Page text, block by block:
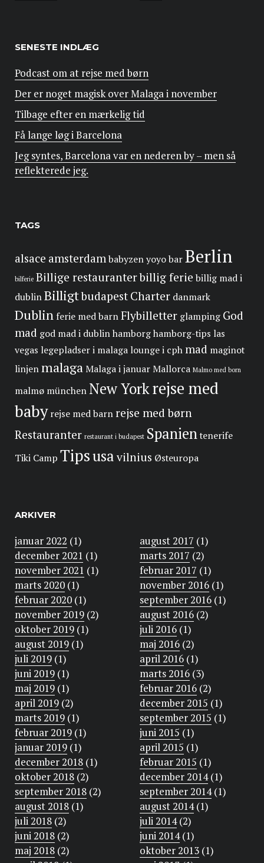
SENESTE INDLÆG
Podcast om at rejse med børn
Der er noget magisk over Malaga i november
Tilbage efter en mærkelig tid
Få lange løg i Barcelona
Jeg syntes, Barcelona var en nederen by – men så
reflekterede jeg.
TAGS
alsace amsterdambabyzen yoyobarBerlin
bilferie Billige restauranterbillig ferie billig mad i
dublinBilligtbudapestCharter danmark
Dublin ferie med barnFlybilletter glamping God
mad god mad i dublinhamborghamborg-tips las
vegas legepladser i malaga lounge i cphmad maginot
linjenmalagaMalaga i januarMallorca Malmo med born
malmø münchenNew Yorkrejse med
baby rejse med barnrejse med børn
Restauranter restaurant i budapest Spanientenerife
Tiki Camp Tipsusavilnius Østeuropa
ARKIVER
januar 2022 (1)
december 2021 (1)
november 2021 (1)
marts 2020 (1)
februar 2020 (1)
november 2019 (2)
oktober 2019 (1)
august 2019 (1)
juli 2019 (1)
juni 2019 (1)
maj 2019 (1)
april 2019 (2)
marts 2019 (1)
februar 2019 (1)
januar 2019 (1)
december 2018 (1)
oktober 2018 (2)
september 2018 (2)
august 2018 (1)
juli 2018 (2)
juni 2018 (2)
maj 2018 (2)
august 2017 (1)
marts 2017 (2)
februar 2017 (1)
november 2016(1)
september 2016(1)
august 2016(2)
juli 2016(1)
maj 2016(2)
april 2016(1)
marts 2016(3)
februar 2016(2)
december 2015 (1)
september 2015 (1)
juni 2015 (1)
april 2015 (1)
februar 2015 (1)
december 2014(1)
september 2014(1)
august 2014(1)
juli 2014(2)
juni 2014(1)
oktober 2013(1)